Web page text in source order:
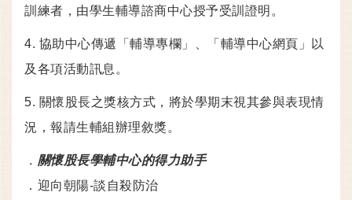
訓練者，由學生輔導諮商中心授予受訓證明。
4. 協助中心傳遞「輔導專欄」、「輔導中心網頁」以
及各項活動訊息。
5. 關懷股長之獎核方式，將於學期末視其參與表現情
況，報請生輔組辦理敘獎。
． 關懷股長學輔中心的得力助手
． 迎向朝陽-談自殺防治